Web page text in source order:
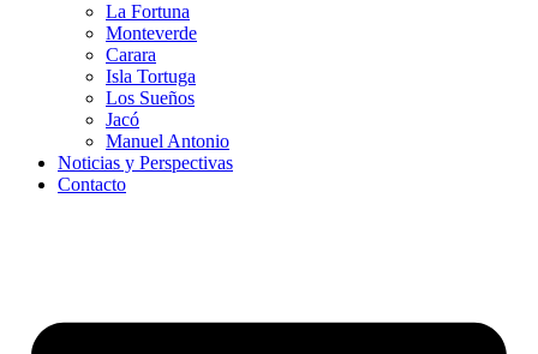
La Fortuna
Monteverde
Carara
Isla Tortuga
Los Sueños
Jacó
Manuel Antonio
Noticias y Perspectivas
Contacto